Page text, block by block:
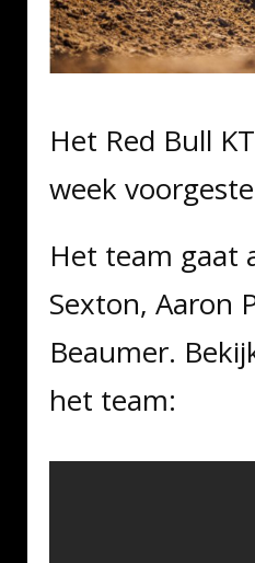
Het Red Bull
week
Het team gaat
Sexton, Aaron
Beaumer.
het team: